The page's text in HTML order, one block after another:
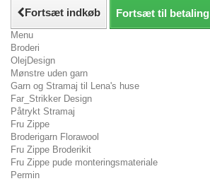
Fortsæt indkøb Fortsæt til betaling
Menu
Broderi
OlejDesign
Mønstre uden garn
Garn og Stramaj til Lena's huse
Far_Strikker Design
Påtrykt Stramaj
Fru Zippe
Broderigarn Florawool
Fru Zippe Broderikit
Fru Zippe pude monteringsmateriale
Permin